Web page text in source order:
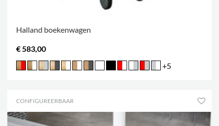
Halland boekenwagen
€ 583,00
+5
CONFIGUREERBAAR